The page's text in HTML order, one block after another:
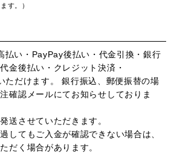
す。）
払い・PayPay後払い・代金引換・銀行
金後払い・クレジット決済・
ただけます。 銀行振込、郵便振替の場
確認メールにてお知らせしておりま
送させていただきます。
してもご入金が確認できない場合は、
だく場合があります。